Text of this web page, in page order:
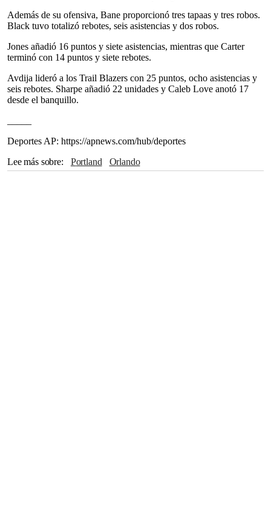
Además de su ofensiva, Bane proporcionó tres tapaas y tres robos.
Black tuvo totalizó rebotes, seis asistencias y dos robos.
Jones añadió 16 puntos y siete asistencias, mientras que Carter
terminó con 14 puntos y siete rebotes.
Avdija lideró a los Trail Blazers con 25 puntos, ocho asistencias y
seis rebotes. Sharpe añadió 22 unidades y Caleb Love anotó 17
desde el banquillo.
Deportes AP: https://apnews.com/hub/deportes
Lee más sobre
Portland Orlando